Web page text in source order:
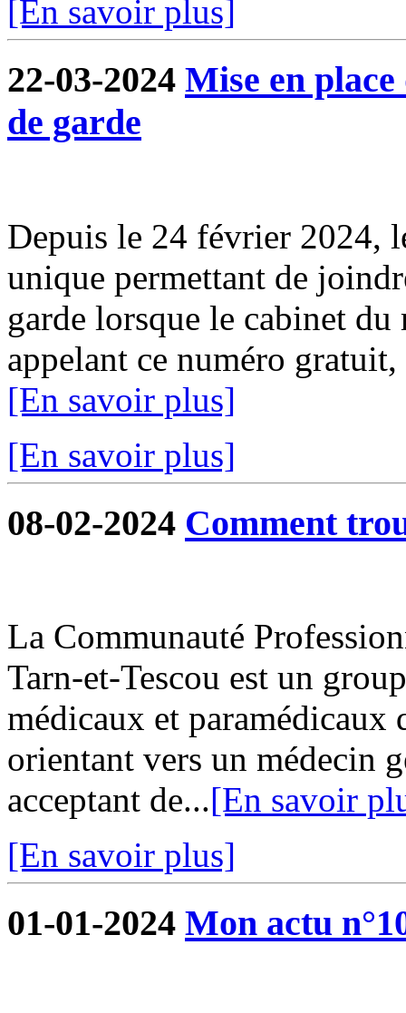
[En savoir plus]
22-03-2024 Mise en
de garde
Depuis le 24 février 2024,
unique permettant de
garde lorsque le cabinet
appelant ce numéro
[En savoir plus]
[En savoir plus]
08-02-2024 Comment
La Communauté
Tarn-et-Tescou est un
médicaux et paramédicaux
orientant vers un médecin
acceptant de...[En savoir
[En savoir plus]
01-01-2024 Mon actu